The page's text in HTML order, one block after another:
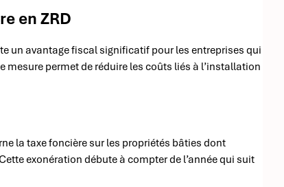
en ZRD
un avantage fiscal significatif pour les entreprises qui
permet de réduire les coûts liés à l’installation
la taxe foncière sur les propriétés bâties dont
exonération débute à compter de l’année qui suit